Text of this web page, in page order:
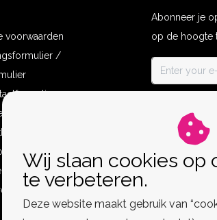
voorwaarden
/
verzendkosten
klachten
Abonneer je
op de hoogte
Wij slaan cookies op
te verbeteren.
Deze website maakt gebruik van